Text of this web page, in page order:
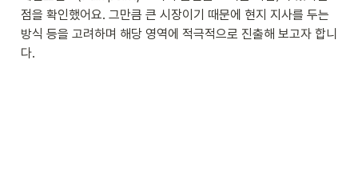
점을 확인했어요. 그만큼 큰 시장이기 때문에 현지 지사를 두는
방식 등을 고려하며 해당 영역에 적극적으로 진출해 보고자 합니
다.